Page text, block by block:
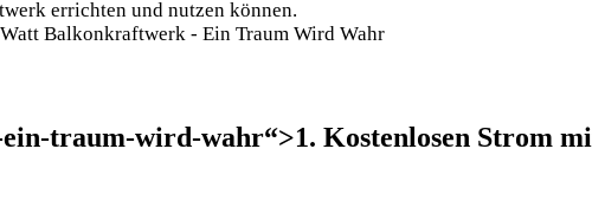
errichten und nutzen können.
traum-wird-wahr“>1. Kostenlosen Strom